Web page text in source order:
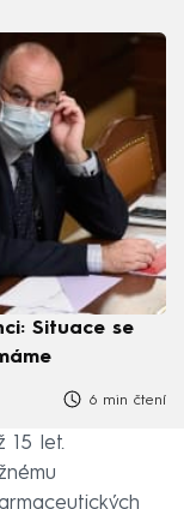
Situace se
6 min čtení
15 let.